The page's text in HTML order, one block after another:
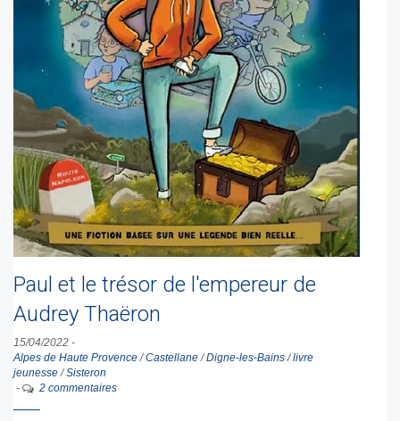
Paul et le trésor de l'empereur de
Audrey Thaëron
15/04/2022 -
Alpes de Haute Provence/Castellane/Digne-les-Bains/livre
jeunesse/Sisteron
-
2 commentaires